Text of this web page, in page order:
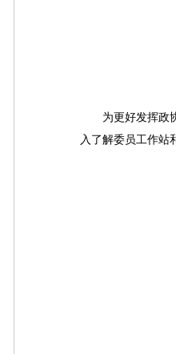
为更好发挥政协
入了解委员工作站